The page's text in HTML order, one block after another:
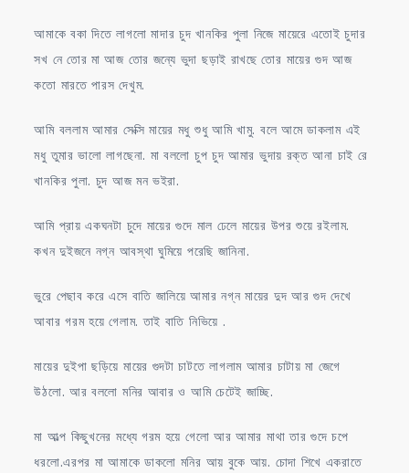
আমাকে বকা দিতে লাগলো মাদার চুদ খানকির পুলা নিজে মায়েরে এতোই চুদার
সখ নে তোর মা আজ তোর জন্যে ভুদা ছড়াই রাখছে তোর মায়ের গুদ আজ
কতো মারতে পারস দেখুম.
আমি বললাম আমার সেক্সি মায়ের মধু শুধু আমি খামু. বলে আমে ডাকলাম এই
মধু তুমার ভালো লাগছেনা. মা বললো চুপ চুদ আমার ভুদায় রক্ত আনা চাই রে
খানকির পুলা. চুদ আজ মন ভইরা.
আমি প্রায় একঘনটা চুদে মায়ের গুদে মাল ঢেলে মায়ের উপর শুয়ে রইলাম.
কখন দুইজনে নগ্ন আবস্থা ঘুমিয়ে পরেছি জানিনা.
ভুরে পেছাব করে এসে বাতি জালিয়ে আমার নগ্ন মায়ের দুদ আর গুদ দেখে
আবার গরম হয়ে গেলাম. তাই বাতি নিভিয়ে .
মায়ের দুইপা ছড়িয়ে মায়ের গুদটা চাটতে লাগলাম আমার চাটায় মা জেগে
উঠলো. আর বললো মনির আবার ও আমি চেটেই জাচ্ছি.
মা আল্প কিছুখনের মধ্যে গরম হয়ে গেলো আর আমার মাথা তার গুদে চপে
ধরলো.এরপর মা আমাকে ডাকলো মনির আয় বুকে আয়. চোদা শিখে একরাতে